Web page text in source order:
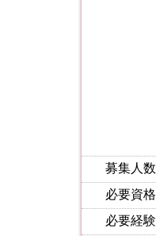
募集人数
必要資格
必要経験